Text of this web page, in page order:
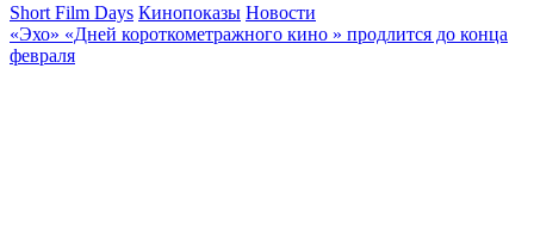
Short Film Days Кинопоказы Новости
«Эхо» «Дней короткометражного кино » продлится до конца
февраля